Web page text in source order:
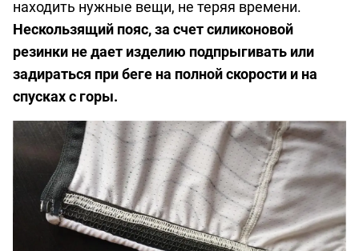
находить нужные вещи, не теряя времени.
Нескользящий пояс, за счет силиконовой
резинки не дает изделию подпрыгивать или
задираться при беге на полной скорости и на
спусках с горы.